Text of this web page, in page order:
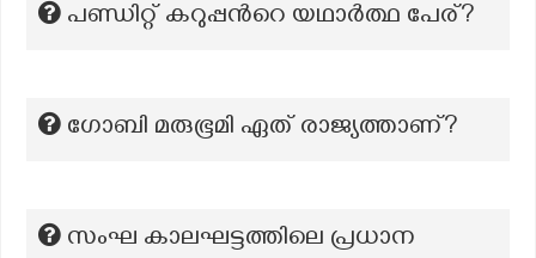
പണ്ഡിറ്റ് കറുപ്പന്‍റെ യഥാര്‍ത്ഥ പേര്?
ഗോബി മരുഭൂമി ഏത് രാജ്യത്താണ്?
സംഘ കാലഘട്ടത്തിലെ പ്രധാന